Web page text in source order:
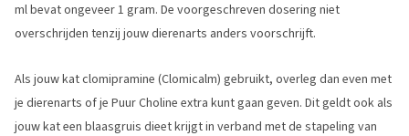
ml bevat ongeveer 1 gram. De voorgeschreven dosering niet
overschrijden tenzij jouw dierenarts anders voorschrijft.
Als jouw kat clomipramine (Clomicalm) gebruikt, overleg dan even met
je dierenarts of je Puur Choline extra kunt gaan geven. Dit geldt ook als
jouw kat een blaasgruis dieet krijgt in verband met de stapeling van